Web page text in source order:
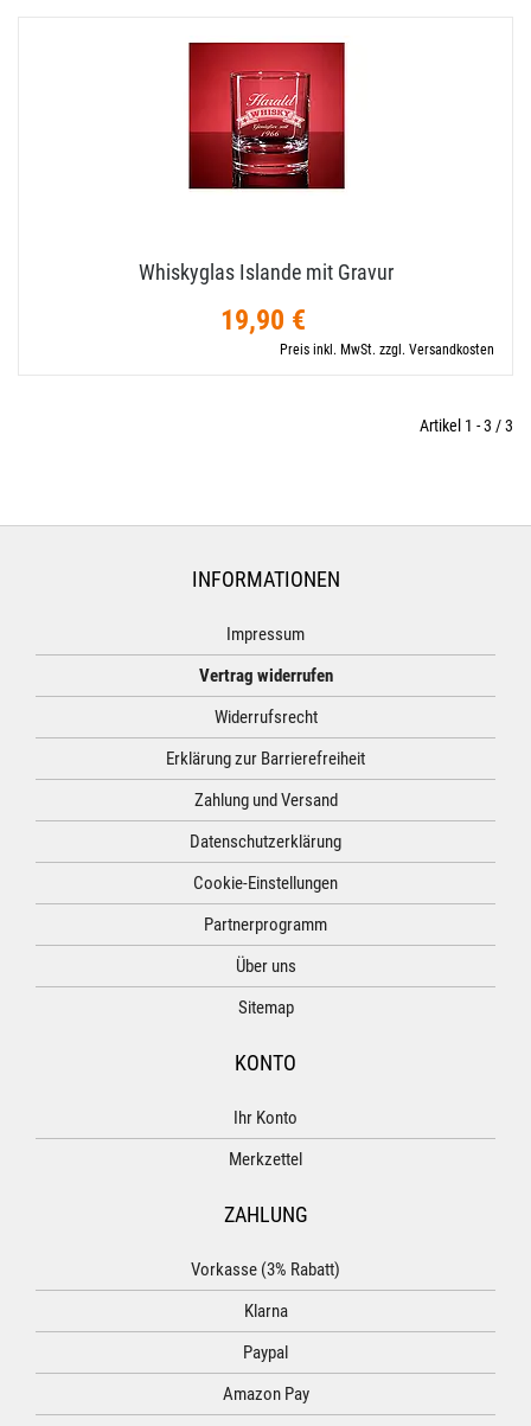
Whiskyglas Islande mit Gravur
19,90 €
Preis inkl. MwSt. zzgl. Versandkosten
Artikel 1 - 3 / 3
INFORMATIONEN
Impressum
Vertrag widerrufen
Widerrufsrecht
Erklärung zur Barrierefreiheit
Zahlung und Versand
Datenschutzerklärung
Cookie-Einstellungen
Partnerprogramm
Über uns
Sitemap
KONTO
Ihr Konto
Merkzettel
ZAHLUNG
Vorkasse (3% Rabatt)
Klarna
Paypal
Amazon Pay